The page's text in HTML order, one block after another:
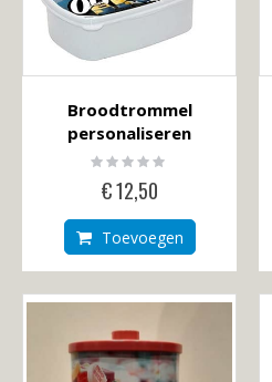
Broodtrommel
personaliseren
Rating:
0%
€ 12,50
Toevoegen